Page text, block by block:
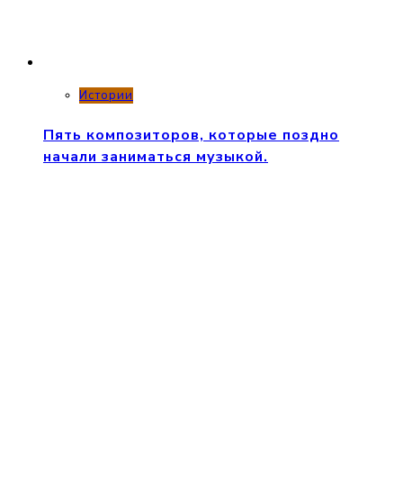
Истории
Пять композиторов, которые поздно
начали заниматься музыкой.